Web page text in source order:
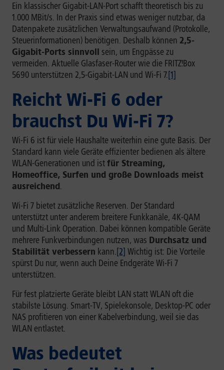
Ein klassischer Gigabit-LAN-Port schafft theoretisch bis zu
1.000 MBit/s. In der Praxis sind etwas weniger nutzbar, da
Datenpakete zusätzlichen Verwaltungsaufwand (Protokolle,
Steuerinformationen) benötigen. Deshalb können 2,5-
Gigabit-Ports sinnvoll sein, um Engpässe zu
vermeiden. Aktuelle Glasfaser-Router wie die FRITZ!Box
5690 unterstützen 2,5-Gigabit-LAN und Wi-Fi 7.[1]
Reicht Wi-Fi 6 oder
brauchst Du Wi-Fi 7?
Wi-Fi 6 ist für viele Haushalte weiterhin eine gute Basis. Der
Standard kann viele Geräte effizienter bedienen als ältere
WLAN-Generationen und istfür Streaming,
Homeoffice, Surfen und große Downloads meist
ausreichend.
Wi-Fi 7 bietet zusätzliche Reserven. Der Standard
unterstützt unter anderem breitere Funkkanäle, 4K-QAM
und Multi-Link Operation. Dabei können kompatible Geräte
mehrere Funkverbindungen nutzen, was Durchsatz und
Stabilität verbessern kann.[2] Wichtig ist: Die Vorteile
spürst Du nur, wenn auch Deine Endgeräte Wi-Fi 7
unterstützen.
Für fest platzierte Geräte bleibt LAN statt WLAN oft die
stabilste Lösung. Smart-TV, Spielekonsole, Desktop-PC oder
NAS profitieren von einer Kabelverbindung, weil sie das
WLAN entlastet.
Was bedeutet